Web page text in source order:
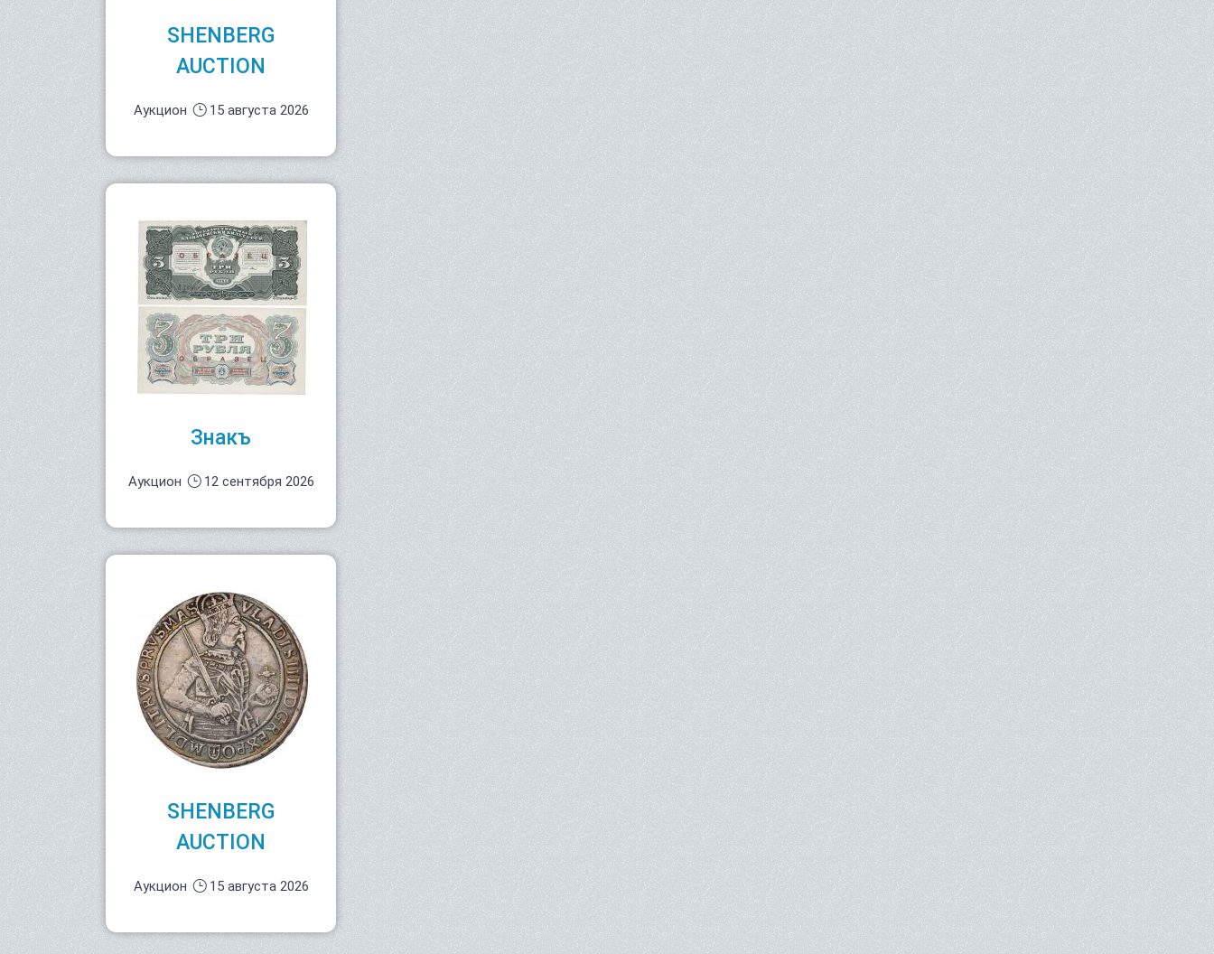
SHENBERG
AUCTION
Аукцион 15 августа 2026
Знакъ
Аукцион 12 сентября 2026
SHENBERG
AUCTION
Аукцион 15 августа 2026